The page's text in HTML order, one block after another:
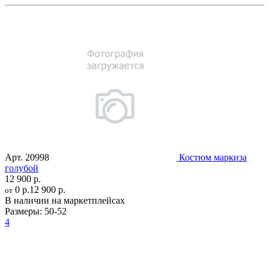
Арт. 20998
Костюм маркиза
голубой
12 900 р.
от 0 р.12 900 р.
В наличии на маркетплейсах
Размеры: 50-52
4